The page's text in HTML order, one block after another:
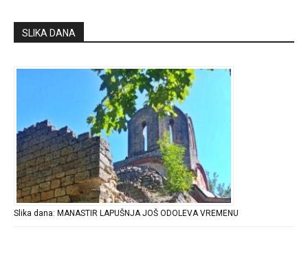
SLIKA DANA
Slika dana: MANASTIR LAPUŠNJA JOŠ ODOLEVA VREMENU